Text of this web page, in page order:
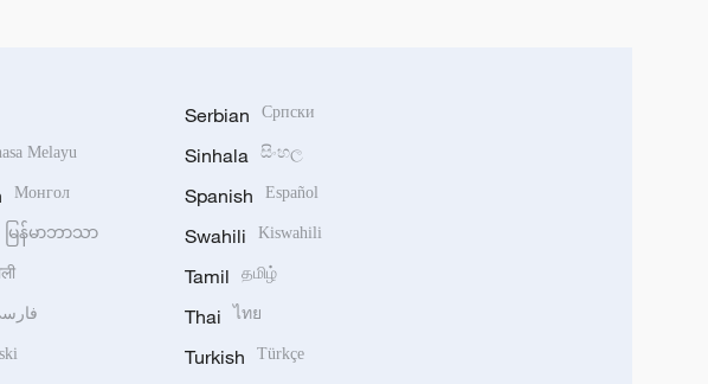
Melayu
Монгол
မြန်မာဘာသာ
Serbian Српски
Sinhala සිංහල
Spanish Español
Swahili Kiswahili
Tamil தமிழ்
Thai ไทย
Turkish Türkçe